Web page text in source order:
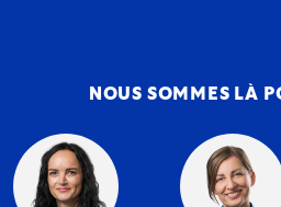
NOUS SOMMES LÀ